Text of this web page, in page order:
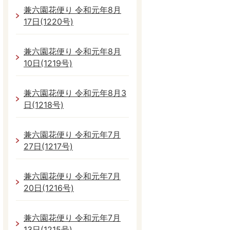
兼六園花便り 令和元年8月
17日(1220号)
兼六園花便り 令和元年8月
10日(1219号)
兼六園花便り 令和元年8月3
日(1218号)
兼六園花便り 令和元年7月
27日(1217号)
兼六園花便り 令和元年7月
20日(1216号)
兼六園花便り 令和元年7月